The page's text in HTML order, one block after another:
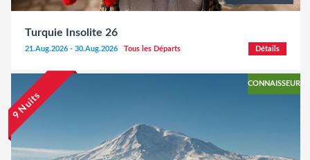
Turquie Insolite 26
21.Aug.2026 - 30.Aug.2026 Tous les Départs Détails
9 Nuits
CONNAISSEUR